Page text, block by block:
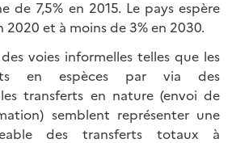
de 7,5% en 2015. Le pays espère
2020 et à moins de 3% en 2030.
voies informelles telles que les
en espèces par via des
transferts en nature (envoi de
semblent représenter une
des transferts totaux à